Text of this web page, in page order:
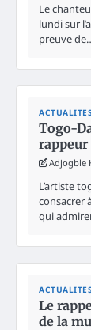
Le
lundi sur
preuve
Togo-
rappeur
Adjogble
L’artiste
consacrer
qui
Le
de la